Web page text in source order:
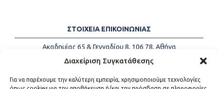
Διαχείριση Συγκατάθεσης
Για να παρέχουμε την καλύτερη εμπειρία, χρησιμοποιούμε τεχνολογίες
ΣΤΟΙΧΕΙΑ ΕΠΙΚΟΙΝΩΝΙΑΣ
Ακαδημίας 65 & Γενναδίου 8, 106 78, Αθήνα
Τηλέφωνα:
+30 213-2147500
Email:
info@kede.gr